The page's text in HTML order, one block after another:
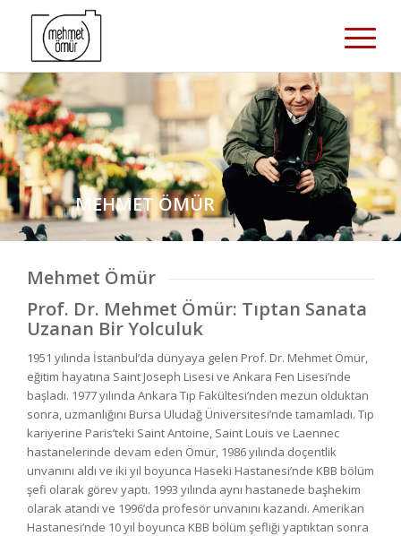
MEHMET ÖMÜR
Mehmet Ömür
Prof. Dr. Mehmet Ömür: Tıptan Sanata
Uzanan Bir Yolculuk
1951 yılında İstanbul’da dünyaya gelen Prof. Dr. Mehmet Ömür,
eğitim hayatına Saint Joseph Lisesi ve Ankara Fen Lisesi’nde
başladı. 1977 yılında Ankara Tıp Fakültesi’nden mezun olduktan
sonra, uzmanlığını Bursa Uludağ Üniversitesi’nde tamamladı. Tıp
kariyerine Paris’teki Saint Antoine, Saint Louis ve Laennec
hastanelerinde devam eden Ömür, 1986 yılında doçentlik
unvanını aldı ve iki yıl boyunca Haseki Hastanesi’nde KBB bölüm
şefi olarak görev yaptı. 1993 yılında aynı hastanede başhekim
olarak atandı ve 1996’da profesör unvanını kazandı. Amerikan
Hastanesi’nde 10 yıl boyunca KBB bölüm şefliği yaptıktan sonra